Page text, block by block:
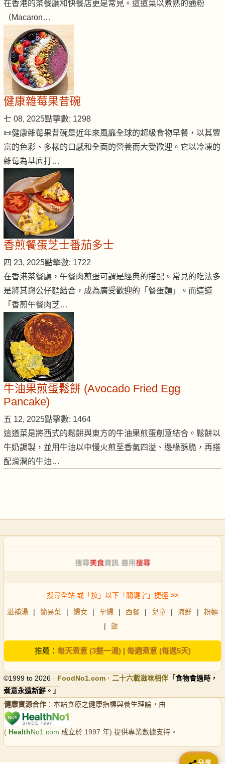
在香港的茶餐廳和快餐店更是常見。這道菜以煮熟的通粉
（Macaron…
健康雜莓果昔碗
七 08, 2025點擊數: 1298
📜健康雜莓果昔碗是近年來風靡全球的超級食物早餐，以其豐
富的色彩、多樣的口感和全面的營養而大受歡迎。它以冷凍的
雜莓為基底打…
香煎餐蛋芝士番茄多士
四 23, 2025點擊數: 1722
在香港茶餐廳，午餐肉煎蛋可謂是經典的搭配。常見的吃法多
是將其與公仔麵結合，成為廣受歡迎的「餐蛋麵」。而這道
「香煎午餐肉芝…
牛油果煎蛋鬆餅 (Avocado Fried Egg
Pancake)
五 12, 2025點擊數: 1464
這道菜是將西式的鬆餅與東方的牛油果煎蛋創意結合。鬆餅以
牛奶調製，並用牛油以中慢火煎至香氣四溢、邊緣酥脆，再搭
配滑潤的牛油…
搜尋全站 或「按」以下「關鍵字」捷徑 >>
滋補湯 | 簡易菜 | 婦女 | 孕婦 | 西餐 | 兒童 | 海鮮 |
粉麵
|
飯
推薦： 每天煮意 (3餸一湯)| 每週煮意 (每週5天)
©1999 to 2026 · FoodNo1.com · 二十六載滋味相伴 「食物會過時，
煮意永遠新鮮。」
健康資源合作 ：本站食療之健康指標與養生理論，由
( HealthNo1.com 成立於 1997 年) 提供專業數據支持。